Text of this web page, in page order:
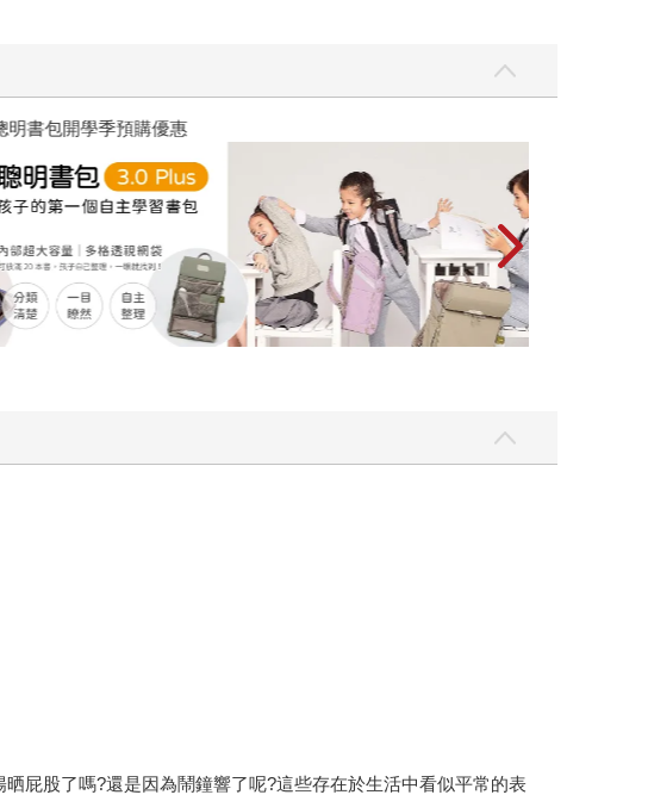
開學季預購優惠
屁股了嗎?還是因為鬧鐘響了呢?這些存在於生活中看似平常的表